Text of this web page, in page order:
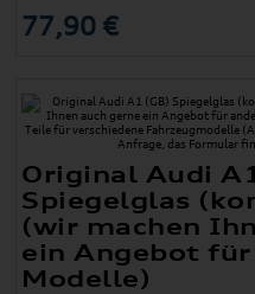
77,90 €
Original Audi
Spiegelglas
(wir machen
ein Angebot für
Modelle)